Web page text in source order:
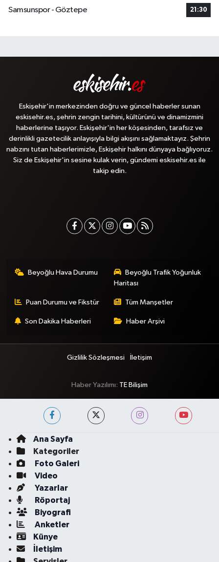
Samsunspor - Göztepe
21:30
Eskişehir'in merkezinden doğru ve güncel haberler sunan
eskisehir.es, şehrin zengin tarihini, kültürünü ve dinamizmini
haberlerine taşıyor. Eskişehir'in her köşesinden, tarafsız ve
derinlikli gazetecilik anlayışıyla bilgi akışını sağlamaktayız. Şehrin
nabzını tutan haberlerimizle, Eskişehir halkını dünyaya bağlıyoruz.
Siz de Eskişehir'in sesine kulak verin, gündemi eskisehir.es ile
takip edin.
Beyoğlu Hava Durumu
Beyoğlu Trafik Yoğunluk
Haritası
Puan Durumu ve Fikstür Tüm Manşetler
Son Dakika Haberleri Haber Arşivi
Gizlilik Sözleşmesi İletişim
Haber Yazılımı: TE Bilişim
Ana Sayfa
Kategoriler
Foto Galeri
Video
Yazarlar
Röportaj
Biyografi
Anketler
Künye
İletişim